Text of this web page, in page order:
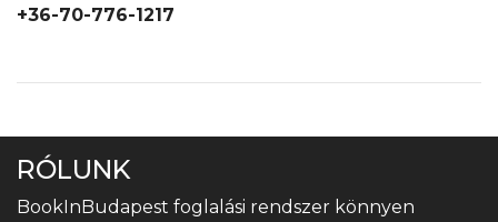
+36-70-776-1217
RÓLUNK
BookInBudapest foglalási rendszer könnyen